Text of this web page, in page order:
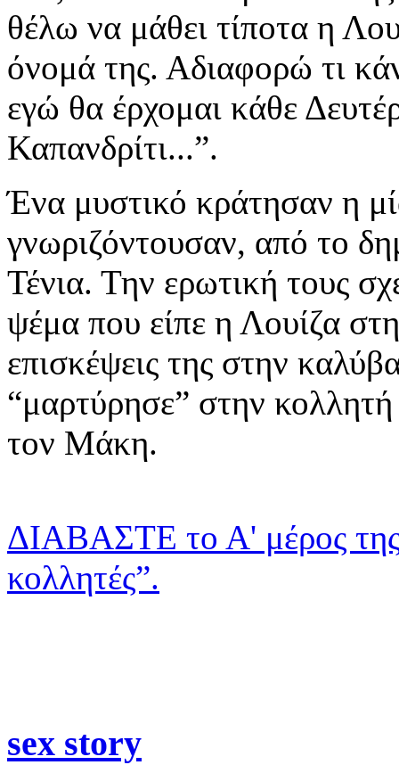
θέλω να μάθει τίποτα η
όνομά της. Αδιαφορώ τι
εγώ θα έρχομαι κάθε
Καπανδρίτι...”.
Ένα μυστικό κράτησαν η
γνωριζόντουσαν, από το
Τένια. Την ερωτική τους
ψέμα που είπε η Λουίζα
επισκέψεις της στην
“μαρτύρησε” στην κολλητή
τον Μάκη.
ΔΙΑΒΑΣTΕ το Α' μέρος της
κολλητές”.
sex story